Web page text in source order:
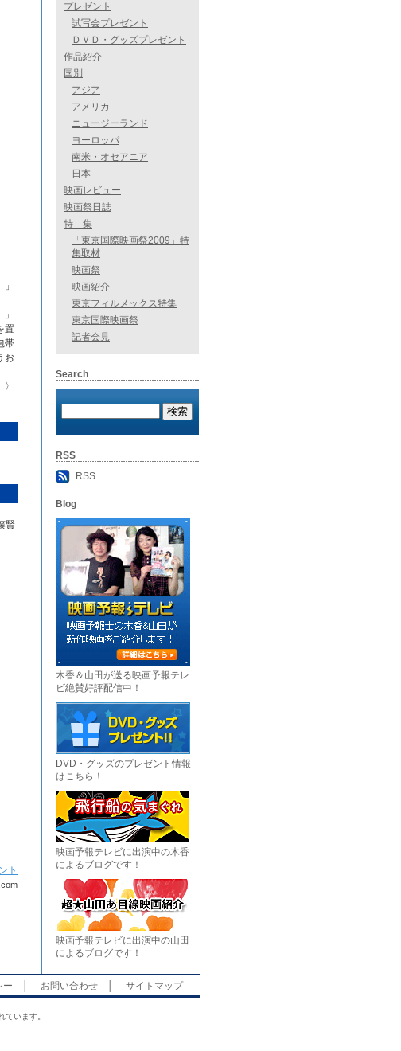
置
帯
お
賢
ト
プレゼント
試写会プレゼント
ＤＶＤ・グッズプレゼント
作品紹介
国別
アジア
アメリカ
ニュージーランド
ヨーロッパ
南米・オセアニア
日本
映画レビュー
映画祭日誌
特 集
「東京国際映画祭2009」特
集取材
映画祭
映画紹介
東京フィルメックス特集
東京国際映画祭
記者会見
Search
RSS
RSS
Blog
木香＆山田が送る映画予報テレ
ビ絶賛好評配信中！
DVD・グッズのプレゼント情報
はこちら！
映画予報テレビに出演中の木香
によるブログです！
映画予報テレビに出演中の山田
によるブログです！
ー お問い合わせ サイトマップ
います。